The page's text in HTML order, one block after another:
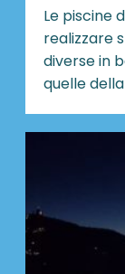
Le piscine
realizzare
diverse in
quelle